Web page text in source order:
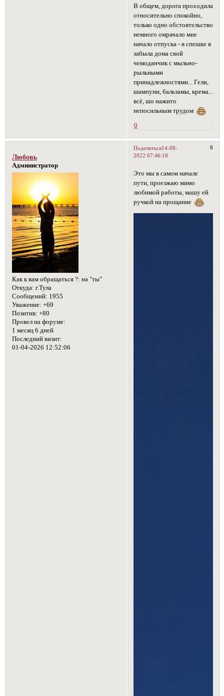
В общем, дорога проходила
относительно спокойно,
только одно обстоятельство
немного омрачало мне
начало отпуска - в спешке я
забыла дома свой
чемоданчик с мыльно-
рыльными
принадлежностями... Гели,
шампуни, бальзамы, крема...
всё, шо нажито
непосильным трудом
0
Поделиться 8
14-08-
2022 07:46:18
Любовь
Администратор
Как к вам обращаться ?: на "ты"
Откуда: г.Тула
Сообщений: 1955
Уважение: +69
Позитив: +80
Провел на форуме:
1 месяц 6 дней
Последний визит:
01-04-2026 12:52:06
Это мы в самом начале
пути, проезжаю мимо
любимой работы, машу ей
ручкой на прощание